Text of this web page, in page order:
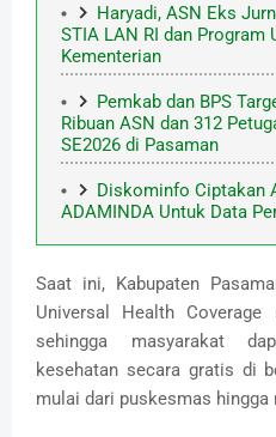
Haryadi, ASN Eks
STIA LAN RI dan Program
Kementerian
Pemkab dan BPS
Ribuan ASN dan 312
SE2026 di Pasaman
Diskominfo Ciptakan
ADAMINDA Untuk Data
Saat ini, Kabupaten
Universal Health
sehingga masyarakat
kesehatan secara gratis di
mulai dari puskesmas hingga